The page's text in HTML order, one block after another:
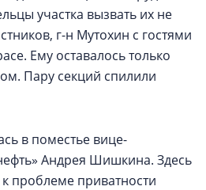
участка вызвать их не
г-н Мутохин с гостями
Ему оставалось только
Пару секций спилили
в поместье вице-
Андрея Шишкина. Здесь
проблеме приватности